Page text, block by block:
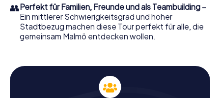
bestimmt selbst, welche Station ihr als Nächstes
ansteuert. Die Aufgaben stehen in direktem
Zusammenhang mit den Sehenswürdigkeiten und der
Geschichte Malmös, sodass ihr die Stadt Stück für Stück
Geschichte und Kultur auf der Schnitzeljagd in
👥Perfekt für Familien, Freunde und als Teambuilding –
Ein mittlerer Schwierigkeitsgrad und hoher
Stadtbezug machen diese Tour perfekt für alle, die
gemeinsam Malmö entdecken wollen.